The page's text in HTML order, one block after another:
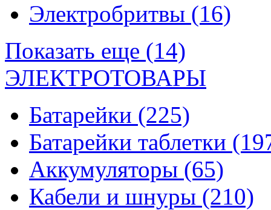
Электробритвы (16)
Показать еще (14)
ЭЛЕКТРОТОВАРЫ
Батарейки (225)
Батарейки таблетки
Аккумуляторы (65)
Кабели и шнуры (210)